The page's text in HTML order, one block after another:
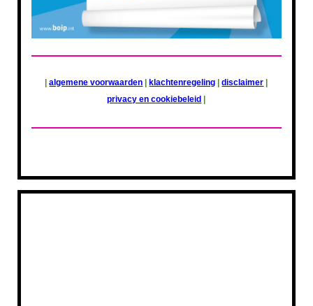
algemene voorwaarden klachtenregeling disclaimer
privacy en cookiebeleid